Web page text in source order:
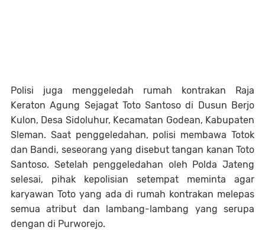
Polisi juga menggeledah rumah kontrakan Raja
Keraton Agung Sejagat Toto Santoso di Dusun Berjo
Kulon, Desa Sidoluhur, Kecamatan Godean, Kabupaten
Sleman. Saat penggeledahan, polisi membawa Totok
dan Bandi, seseorang yang disebut tangan kanan Toto
Santoso. Setelah penggeledahan oleh Polda Jateng
selesai, pihak kepolisian setempat meminta agar
karyawan Toto yang ada di rumah kontrakan melepas
semua atribut dan lambang-lambang yang serupa
dengan di Purworejo.